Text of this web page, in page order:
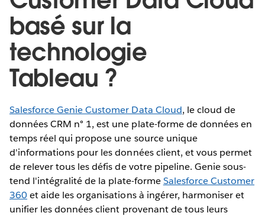
basé sur la
technologie
Tableau ?
Salesforce Genie Customer Data Cloud, le cloud de
données CRM n° 1, est une plate-forme de données en
temps réel qui propose une source unique
d'informations pour les données client, et vous permet
de relever tous les défis de votre pipeline. Genie sous-
tend l'intégralité de la plate-formeSalesforce Customer
360 et aide les organisations à ingérer, harmoniser et
unifier les données client provenant de tous leurs